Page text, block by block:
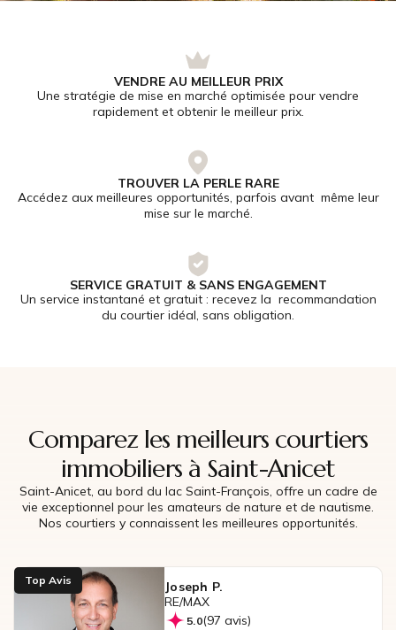
VENDRE AU MEILLEUR PRIX
Une stratégie de mise en marché optimisée pour vendre
rapidement et obtenir le meilleur prix.
TROUVER LA PERLE RARE
Accédez aux meilleures opportunités, parfois avant même leur
mise sur le marché.
SERVICE GRATUIT & SANS ENGAGEMENT
Un service instantané et gratuit : recevez la recommandation
du courtier idéal, sans obligation.
Comparez les meilleurs courtiers
immobiliers à Saint-Anicet
Saint-Anicet, au bord du lac Saint-François, offre un cadre de
vie exceptionnel pour les amateurs de nature et de nautisme.
Nos courtiers y connaissent les meilleures opportunités.
Joseph P.
RE/MAX
5.0(97 avis)
Top Avis